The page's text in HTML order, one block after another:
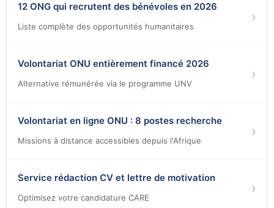
12 ONG qui recrutent des bénévoles en 2026
Liste complète des opportunités humanitaires
›
Volontariat ONU entièrement financé 2026
Alternative rémunérée via le programme UNV
›
Volontariat en ligne ONU : 8 postes recherche
Missions à distance accessibles depuis l'Afrique
›
Service rédaction CV et lettre de motivation
Optimisez votre candidature CARE
›